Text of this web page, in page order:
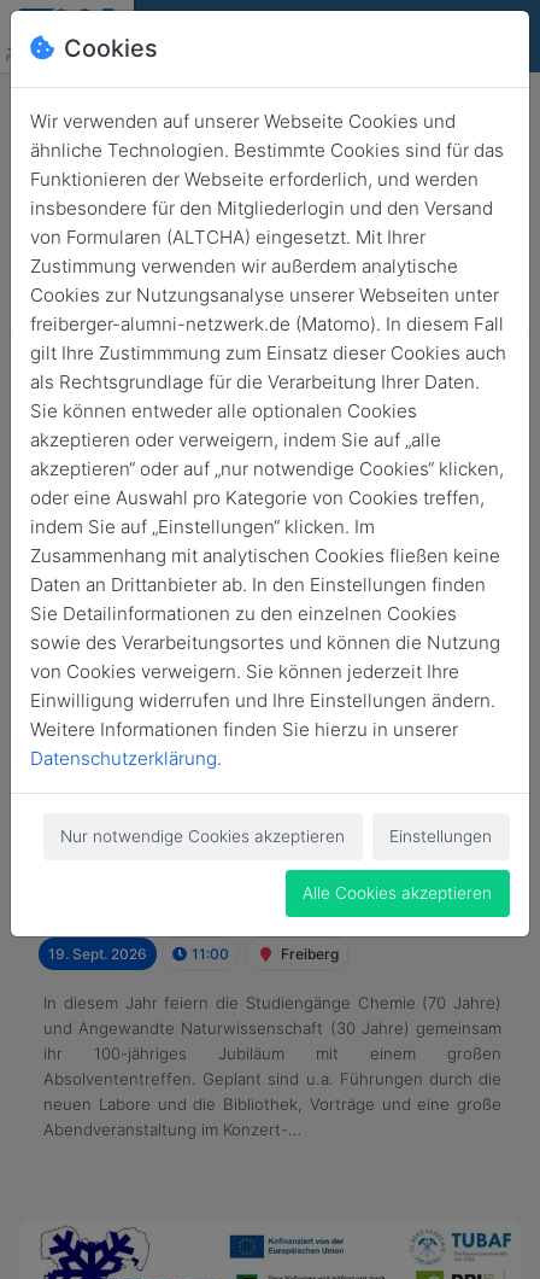
Veranstaltungen
Alle Veranstaltungen zu Kalender
Aktuelle Vergangene
Absolvententreffen der Fakultät für
Chemie, Physik und Biowissenschaften
der TU Bergakademie Freiberg
19. Sept. 2026 11:00 Freiberg
In diesem Jahr feiern die Studiengänge Chemie (70 Jahre)
und Angewandte Naturwissenschaft (30 Jahre) gemeinsam
ihr 100-jähriges Jubiläum mit einem großen
Absolvententreffen. Geplant sind u.a. Führungen durch die
neuen Labore und die Bibliothek, Vorträge und eine große
Abendveranstaltung im Konzert-…
Cookies
Wir verwenden auf unserer Webseite Cookies und
ähnliche Technologien. Bestimmte Cookies sind für das
Funktionieren der Webseite erforderlich, und werden
insbesondere für den Mitgliederlogin und den Versand
von Formularen (ALTCHA) eingesetzt. Mit Ihrer
Zustimmung verwenden wir außerdem analytische
Cookies zur Nutzungsanalyse unserer Webseiten unter
freiberger-alumni-netzwerk.de (Matomo). In diesem Fall
gilt Ihre Zustimmmung zum Einsatz dieser Cookies auch
als Rechtsgrundlage für die Verarbeitung Ihrer Daten.
Sie können entweder alle optionalen Cookies
akzeptieren oder verweigern, indem Sie auf „alle
akzeptieren“ oder auf „nur notwendige Cookies“ klicken,
oder eine Auswahl pro Kategorie von Cookies treffen,
indem Sie auf „Einstellungen“ klicken. Im
Zusammenhang mit analytischen Cookies fließen keine
Daten an Drittanbieter ab. In den Einstellungen finden
Sie Detailinformationen zu den einzelnen Cookies
sowie des Verarbeitungsortes und können die Nutzung
von Cookies verweigern. Sie können jederzeit Ihre
Einwilligung widerrufen und Ihre Einstellungen ändern.
Weitere Informationen finden Sie hierzu in unserer
Datenschutzerklärung.
Nur notwendige Cookies akzeptieren Einstellungen
Alle Cookies akzeptieren